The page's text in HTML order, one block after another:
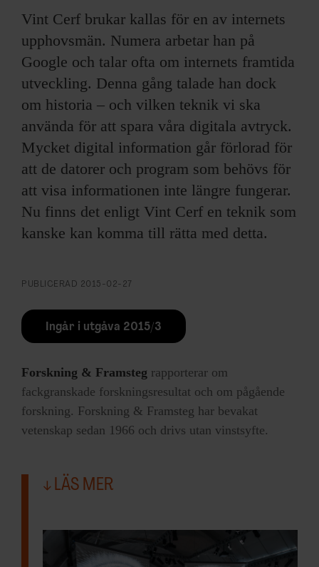
Vint Cerf brukar kallas för en av internets
upphovsmän. Numera arbetar han på
Google och talar ofta om internets framtida
utveckling. Denna gång talade han dock
om historia – och vilken teknik vi ska
använda för att spara våra digitala avtryck.
Mycket digital information går förlorad för
att de datorer och program som behövs för
att visa informationen inte längre fungerar.
Nu finns det enligt Vint Cerf en teknik som
kanske kan komma till rätta med detta.
PUBLICERAD 2015-02-27
Ingår i utgåva 2015/3
Forskning & Framsteg rapporterar om
fackgranskade forskningsresultat och om pågående
forskning. Forskning & Framsteg har bevakat
vetenskap sedan 1966 och drivs utan vinstsyfte.
LÄS MER